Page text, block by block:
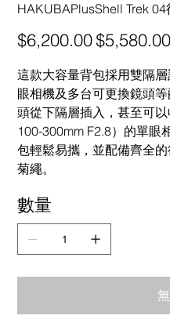
HAKUBAPlusShell Trek
原
始
$6,200.00
促
銷
$5,580.00
這款大容量背包採用雙隔
眼相機及多台可更換鏡頭
頭從下隔層插入，甚至可
100-300mm F2.8）的單眼
包輕鬆易攜，並配備齊全
菊繩。
數量